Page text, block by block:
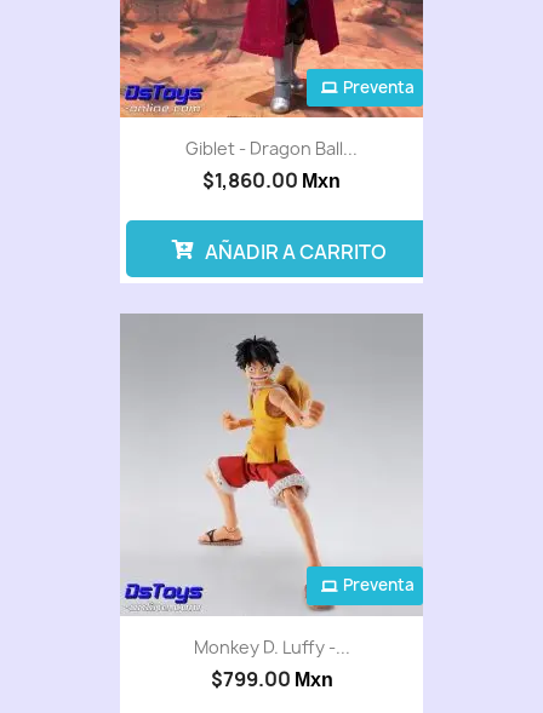
Giblet - Dragon Ball...
$1,860.00 Mxn
Preventa
AÑADIR A CARRITO
Monkey D. Luffy -...
$799.00 Mxn
Preventa